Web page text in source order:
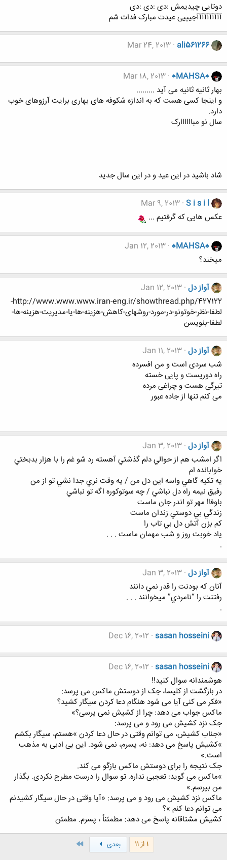
دوتایی چیدیمش :دی :دی :دی
آآآآآآآآآآجیییی عیدت مبارک فدات شم
ali561266
Mar 24, 2013
♠MAHSA♠
Mar 18, 2013
بهار ثانیه ثانیه می آید .........
و اینجا کسی هست که به اندازه شکوفه های بهاری برایت آرزوهای خوب
دارد.
سال نو مباااااارک
شاد باشید در این عید و در این سال جدید
S i s i l
Mar 9, 2013
عکس هایی که گرفتیم ...
♠MAHSA♠
Jan 12, 2013
میخند؟
آواز دل Jan 12, 2013
http://www.www.www.iran-eng.ir/showthread.php/427122-
لطفا-نظر-خوتونو-در-مورد-روشهای-کاهش-هزینه-ها-یا-مدیریت-هزینه-ها-
لطفا-بنویسن
آواز دل Jan 11, 2013
شب سردی است و من افسرده
راه دوریست و پایی خسته
تیرگی هست و چراغی مرده
می کنم تنها از جاده عبور
آواز دل Jan 3, 2013
اگر امشب هم از حوالي دلم گذشتي آهسته رد شو غم را با هزار بدبختي
خوابانده ام
يه تكيه گاهي واسه اين دل من / يه وقت نري جدا نشي تو از من
رفيق نيمه راه دل نباشي / چه سوتوكوره اگه تو نباشي
باوفا! مهر تو اندر جان ماست
زندگي بي دوستي زندان ماست
کم بزن آتش دل بي تاب را
ياد خوبت روز و شب مهمان ماست . . .
.
آواز دل Jan 3, 2013
آنان که بودنت را قدر نمي دانند
رفتنت را “نامردي” ميخوانند . . .
.
sasan hosseini
Dec 16, 2012
sasan hosseini
Dec 16, 2012
هوشمندانه سوال کنید!!
در بازگشت از کلیسا، جک از دوستش ماکس می پرسد:
«فکر می کنی آیا می شود هنگام دعا کردن سیگار کشید؟
ماکس جواب می دهد: چرا از کشیش نمی پرسی؟»
جک نزد کشیش می رود و می پرسد:
«جناب کشیش، می توانم وقتی در حال دعا کردن »هستم، سیگار بکشم
»کشیش پاسخ می دهد: نه، پسرم، نمی شود. این بی ادبی به مذهب
است.»
جک نتیجه را برای دوستش ماکس بازگو می کند.
»ماکس می گوید: تعجبی نداره. تو سوال را درست مطرح نکردی. بگذار
من بپرسم.»
ماکس نزد کشیش می رود و می پرسد: «آیا وقتی در حال سیگار کشیدنم
می توانم دعا کنم »؟
کشیش مشتاقانه پاسخ می دهد: مطمئناً ، پسرم. مطمئن
1 از 11 بعدی